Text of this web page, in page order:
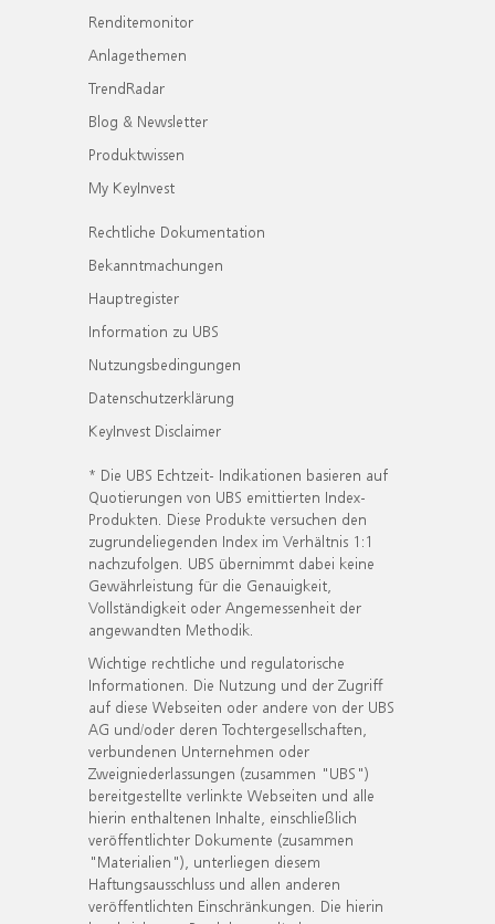
Renditemonitor
Anlagethemen
TrendRadar
Blog & Newsletter
Produktwissen
My KeyInvest
Rechtliche Dokumentation
Bekanntmachungen
Hauptregister
Information zu UBS
Nutzungsbedingungen
Datenschutzerklärung
KeyInvest Disclaimer
* Die UBS Echtzeit- Indikationen basieren auf
Quotierungen von UBS emittierten Index-
Produkten. Diese Produkte versuchen den
zugrundeliegenden Index im Verhältnis 1:1
nachzufolgen. UBS übernimmt dabei keine
Gewährleistung für die Genauigkeit,
Vollständigkeit oder Angemessenheit der
angewandten Methodik.
Wichtige rechtliche und regulatorische
Informationen. Die Nutzung und der Zugriff
auf diese Webseiten oder andere von der UBS
AG und/oder deren Tochtergesellschaften,
verbundenen Unternehmen oder
Zweigniederlassungen (zusammen "UBS")
bereitgestellte verlinkte Webseiten und alle
hierin enthaltenen Inhalte, einschließlich
veröffentlichter Dokumente (zusammen
"Materialien"), unterliegen diesem
Haftungsausschluss und allen anderen
veröffentlichten Einschränkungen. Die hierin